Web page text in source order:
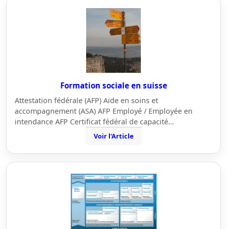
Formation sociale en suisse
Attestation fédérale (AFP) Aide en soins et
accompagnement (ASA) AFP Employé / Employée en
intendance AFP Certificat fédéral de capacité…
Voir l'Article